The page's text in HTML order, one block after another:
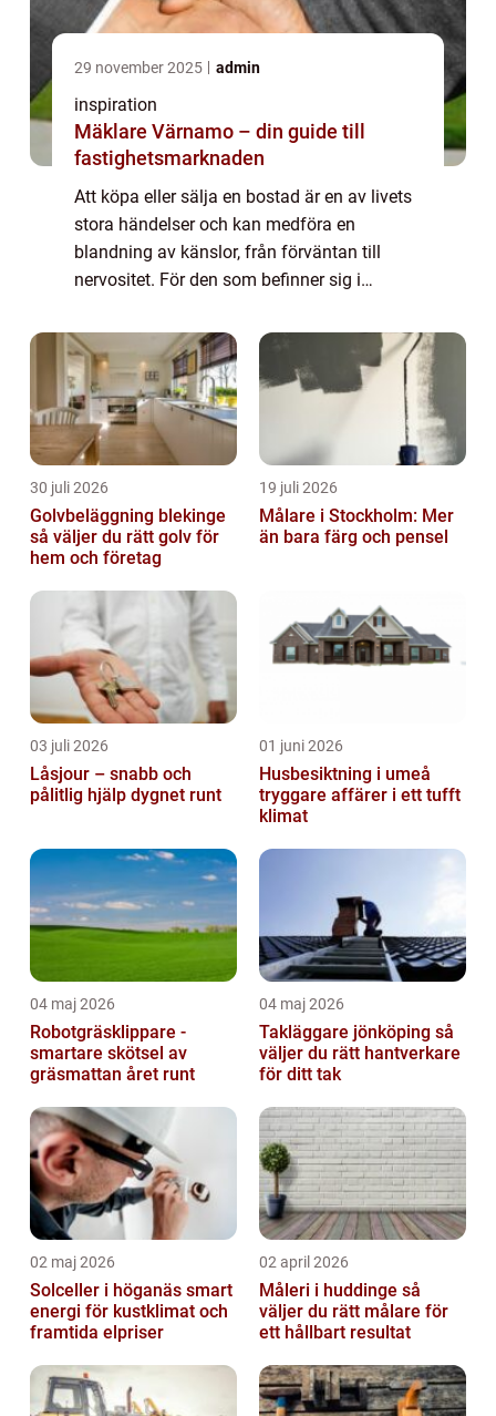
29 november 2025 admin
inspiration
Mäklare Värnamo – din guide till
fastighetsmarknaden
Att köpa eller sälja en bostad är en av livets
stora händelser och kan medföra en
blandning av känslor, från förväntan till
nervositet. För den som befinner sig i
30 juli 2026
Golvbeläggning blekinge
så väljer du rätt golv för
hem och företag
19 juli 2026
Målare i Stockholm: Mer
än bara färg och pensel
03 juli 2026
Låsjour – snabb och
pålitlig hjälp dygnet runt
01 juni 2026
Husbesiktning i umeå
tryggare affärer i ett tufft
klimat
04 maj 2026
Robotgräsklippare -
smartare skötsel av
gräsmattan året runt
04 maj 2026
Takläggare jönköping så
väljer du rätt hantverkare
för ditt tak
02 maj 2026
Solceller i höganäs smart
energi för kustklimat och
framtida elpriser
02 april 2026
Måleri i huddinge så
väljer du rätt målare för
ett hållbart resultat